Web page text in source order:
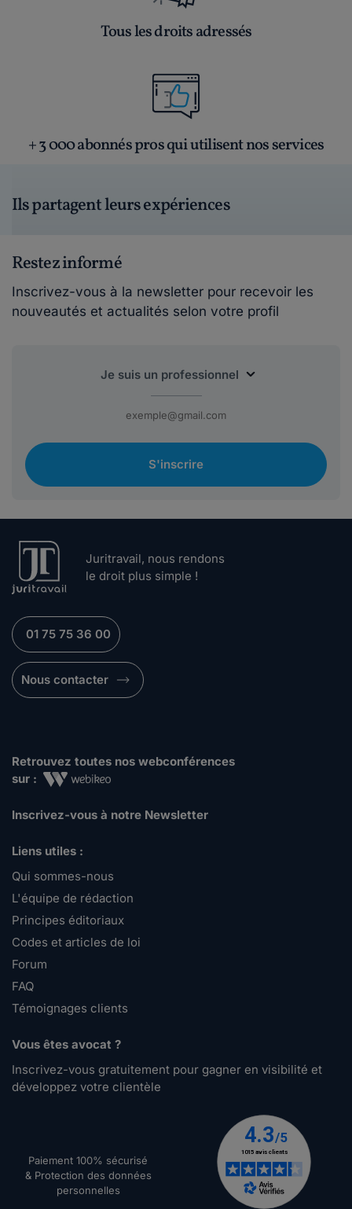
Tous les droits adressés
+ 3 000 abonnés pros qui utilisent nos services
Ils partagent leurs expériences
Restez informé
Inscrivez-vous à la newsletter pour recevoir les
nouveautés et actualités selon votre profil
S'inscrire
Juritravail, nous rendons
le droit plus simple !
01 75 75 36 00
Nous contacter
Retrouvez toutes nos webconférences
sur :
Inscrivez-vous à notre Newsletter
Liens utiles :
Qui sommes-nous
L'équipe de rédaction
Principes éditoriaux
Codes et articles de loi
Forum
FAQ
Témoignages clients
Vous êtes avocat ?
Inscrivez-vous gratuitement pour gagner en visibilité et
développez votre clientèle
Paiement 100% sécurisé
& Protection des données
personnelles